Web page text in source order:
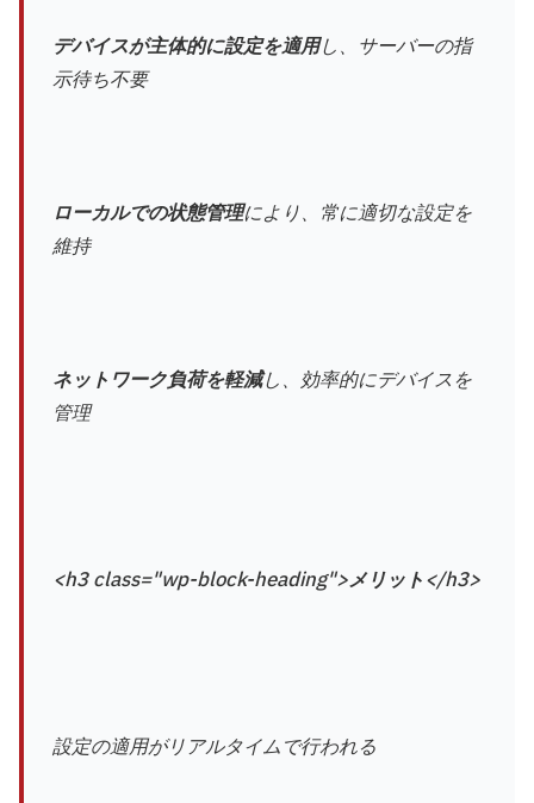
デバイスが主体的に設定を適用し、サーバーの指
示待ち不要
ローカルでの状態管理により、常に適切な設定を
維持
ネットワーク負荷を軽減し、効率的にデバイスを
管理
<h3 class="wp-block-heading">メリット</h3>
設定の適用がリアルタイムで行われる